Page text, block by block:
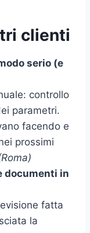
clienti
modo serio (e
controllo
parametri.
facendo e
prossimi
e documenti in
fatta
la